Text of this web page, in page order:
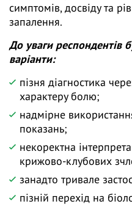
симптомів, досвіду та
запалення.
До уваги респондентів
варіанти:
пізня діагностика
характеру болю;
надмірне
показань;
некоректна
крижово-клубових
занадто тривале
пізній перехід на